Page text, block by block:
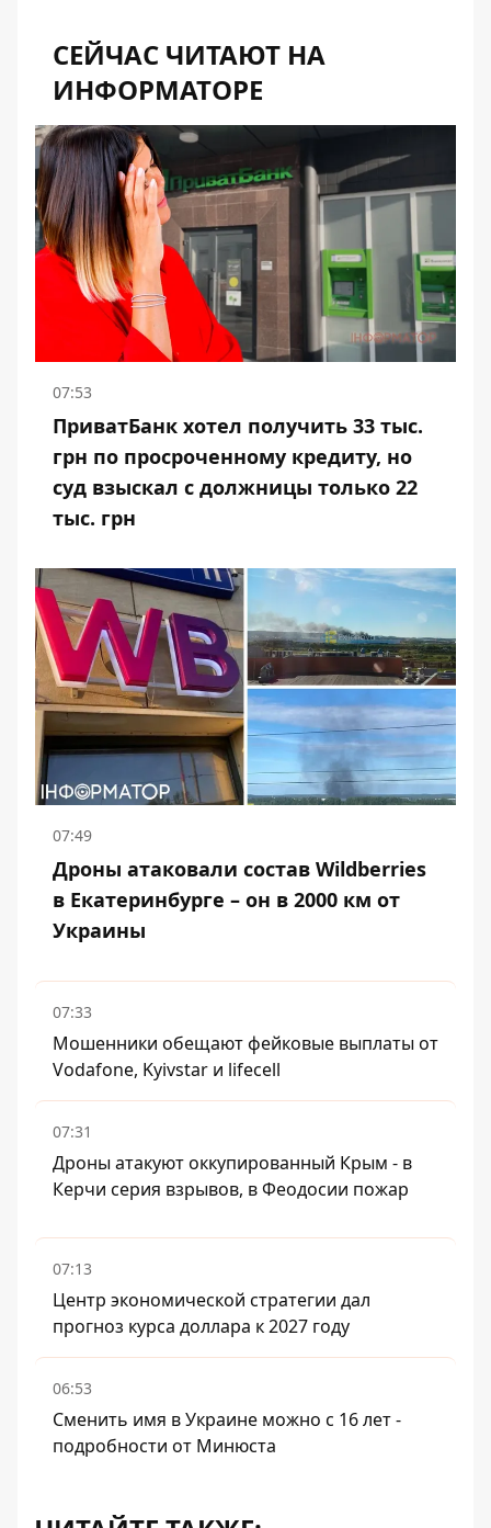
СЕЙЧАС ЧИТАЮТ НА
ИНФОРМАТОРЕ
07:53
ПриватБанк хотел получить 33 тыс.
грн по просроченному кредиту, но
суд взыскал с должницы только 22
тыс. грн
07:49
Дроны атаковали состав Wildberries
в Екатеринбурге – он в 2000 км от
Украины
07:33
Мошенники обещают фейковые выплаты от
Vodafone, Kyivstar и lifecell
07:31
Дроны атакуют оккупированный Крым - в
Керчи серия взрывов, в Феодосии пожар
07:13
Центр экономической стратегии дал
прогноз курса доллара к 2027 году
06:53
Сменить имя в Украине можно с 16 лет -
подробности от Минюста